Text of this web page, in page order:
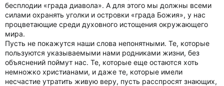
бесплодии «града диавола». А для этого мы должны всеми
силами охранять уголки и островки «града Божия», у нас
процветающие среди духовного истощения окружающего
мира.
Пусть не покажутся наши слова непонятными. Те, которые
пользуются указываемыми нами родниками жизни, без
объяснений поймут нас. Те, которые еще остаются хоть
немножко христианами, и даже те, которые имели
несчастие утратить живую веру, пусть расспросят знающих,